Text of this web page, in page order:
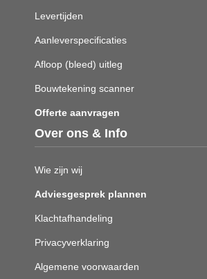
Levertijden
Aanleverspecificaties
Afloop (bleed) uitleg
Bouwtekening scanner
Offerte aanvragen
Over ons & Info
Wie zijn wij
Adviesgesprek plannen
Klachtafhandeling
Privacyverklaring
Algemene voorwaarden